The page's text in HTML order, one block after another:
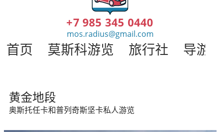
斯
科
私
人
旅
科
导
+7 985 345 0440
mos.radius@gmail.com
首页 莫斯科游览 旅行社 导游
莫斯科私人旅游和导游
黄金地段
奥斯托任卡和普列奇斯坚卡私人游览